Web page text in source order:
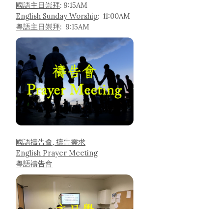
國語主日崇拜: 9:15AM
English Sunday Worship: 11:00AM
粵語主日崇拜: 9:15AM
國語禱告會, 禱告需求
English Prayer Meeting
粵語禱告會